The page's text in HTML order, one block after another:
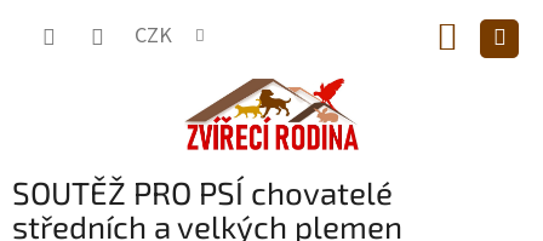
CZK
KOŠÍK
SOUTĚŽ PRO PSÍ chovatelé
středních a velkých plemen